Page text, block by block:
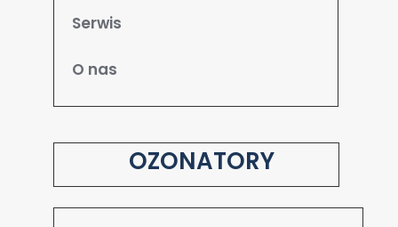
Serwis
O nas
OZONATORY